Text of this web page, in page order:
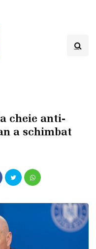
cheie anti-
a schimbat